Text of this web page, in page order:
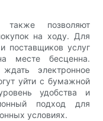
позволяют
на ходу. Для
поставщиков услуг
месте бесценна.
электронное
уйти с бумажной
удобства и
подход для
условиях.